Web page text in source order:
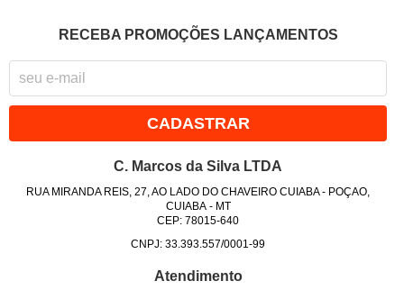
RECEBA PROMOÇÕES LANÇAMENTOS
CADASTRAR
C. Marcos da Silva LTDA
RUA MIRANDA REIS, 27, AO LADO DO CHAVEIRO CUIABA- POÇAO,
CUIABA- MT
CEP: 78015-640
CNPJ: 33.393.557/0001-99
Atendimento